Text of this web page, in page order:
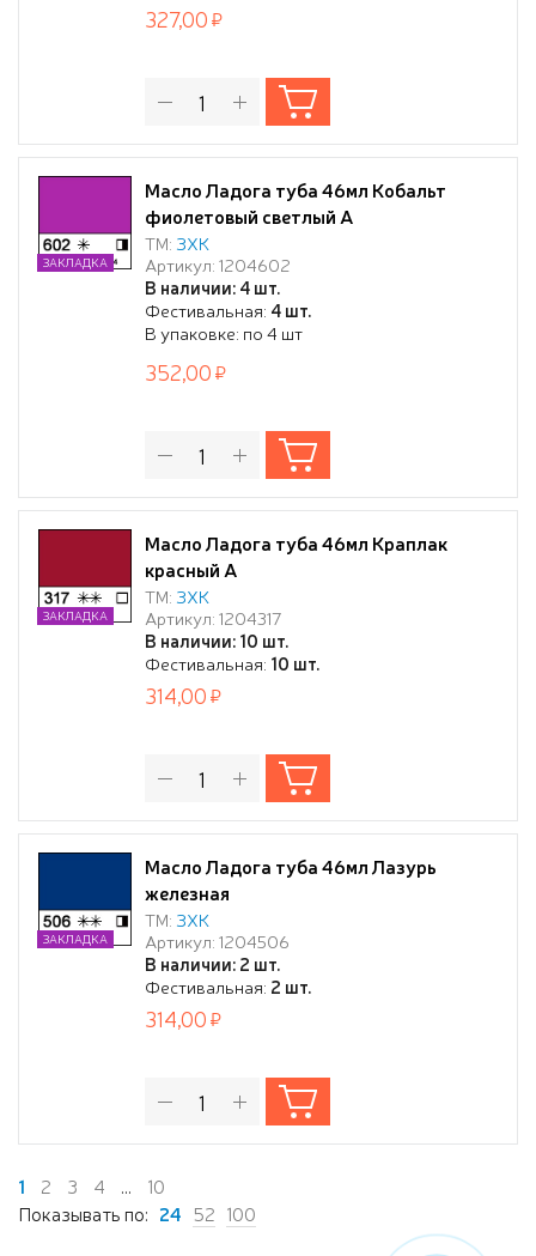
327,00
Масло Ладога туба 46мл Кобальт
фиолетовый светлый А
ТМ: ЗХК
Артикул: 1204602
В наличии: 4 шт.
Фестивальная: 4 шт.
В упаковке: по 4 шт
ЗАКЛАДКА
352,00
Масло Ладога туба 46мл Краплак
красный А
ТМ: ЗХК
Артикул: 1204317
В наличии: 10 шт.
Фестивальная: 10 шт.
ЗАКЛАДКА
314,00
Масло Ладога туба 46мл Лазурь
железная
ТМ: ЗХК
Артикул: 1204506
В наличии: 2 шт.
Фестивальная: 2 шт.
ЗАКЛАДКА
314,00
1 2 3 4 ...
10
Показывать по: 24 52 100